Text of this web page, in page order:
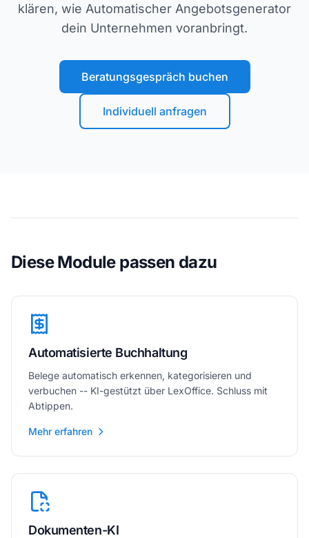
klären, wie Automatischer Angebotsgenerator
dein Unternehmen voranbringt.
Beratungsgespräch buchen
Individuell anfragen
Diese Module passen dazu
Automatisierte Buchhaltung
Belege automatisch erkennen, kategorisieren und
verbuchen -- KI-gestützt über LexOffice. Schluss mit
Abtippen.
Mehr erfahren
Dokumenten-KI